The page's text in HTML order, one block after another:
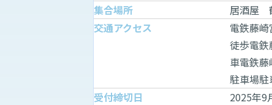
集合場所
居酒屋
交通アクセス
電鉄藤崎
徒歩電
車電鉄
駐車場
受付締切日
2025年9